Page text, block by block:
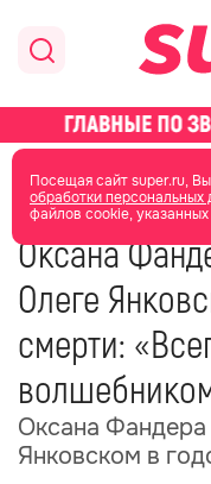
Посещая сайт super.ru,
обработки персональных
файлов cookie,
главная
21 мая 12:57
Оксана
Олеге
смерти:
Оксана
Янковском в